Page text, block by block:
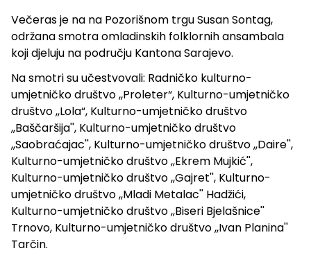
Večeras je na na Pozorišnom trgu Susan Sontag,
održana smotra omladinskih folklornih ansambala
koji djeluju na području Kantona Sarajevo.
Na smotri su učestvovali: Radničko kulturno-
umjetničko društvo ,,Proleter“, Kulturno-umjetničko
društvo ,,Lola“, Kulturno-umjetničko društvo
,,Baščaršija'', Kulturno-umjetničko društvo
,,Saobraćajac'', Kulturno-umjetničko društvo ,,Daire'',
Kulturno-umjetničko društvo ,,Ekrem Mujkić'',
Kulturno-umjetničko društvo ,,Gajret'', Kulturno-
umjetničko društvo ,,Mladi Metalac'' Hadžići,
Kulturno-umjetničko društvo ,,Biseri Bjelašnice''
Trnovo, Kulturno-umjetničko društvo ,,Ivan Planina''
Tarčin.